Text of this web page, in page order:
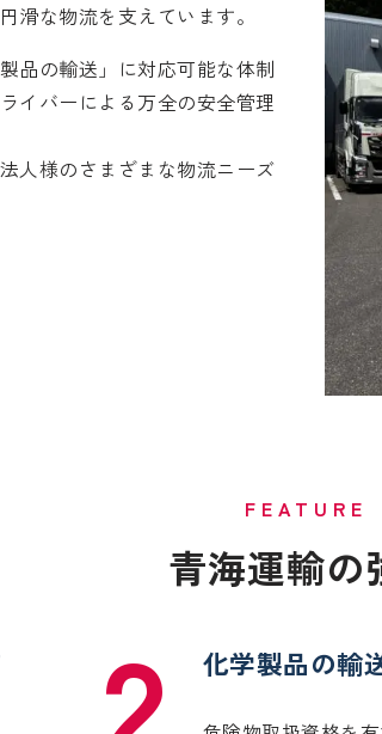
滑な物流を支えています。
品の輸送」に対応可能な体制
イバーによる万全の安全管理
人様のさまざまな物流ニーズ
FEATURE
青海運輸の
化学製品の輸